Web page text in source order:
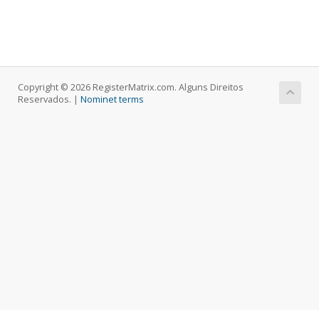
Copyright © 2026 RegisterMatrix.com. Alguns Direitos
Reservados. | Nominet terms